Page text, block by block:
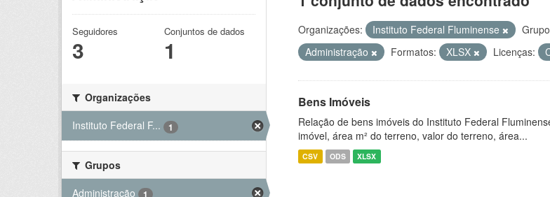
Seguidores
3
Conjuntos de dados
1
Organizações
Instituto Federal F...
1
Grupos
Administração
1
Organizações: Instituto Federal Fluminense
Administração
Formatos: XLSX Licenças:
Bens Imóveis
Relação de bens imóveis do Instituto Federal
imóvel, área m² do terreno, valor do terreno, área...
CSV ODS XLSX